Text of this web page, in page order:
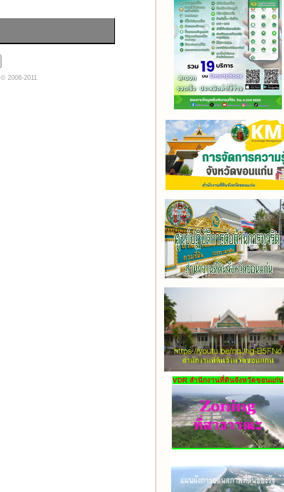
2006-2011
VDR สำนักงานที่ดินจังหวัดขอนแก่น